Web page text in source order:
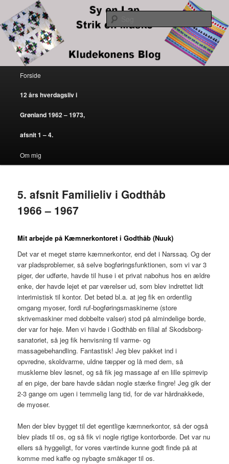
Sy en lap – strik en maske
Kludekonens blog
Søg
Fortsæt til primært indhold
Fortsæt til sekundært indhold
Forside
12 års hverdagsliv i
Grønland 1962 – 1973,
afsnit 1 – 4.
Om mig
5. afsnit Familieliv i Godthåb
1966 – 1967
Mit arbejde på Kæmnerkontoret i Godthåb (Nuuk)
Det var et meget større kæmnerkontor, end det i Narssaq. Og der
var pladsproblemer, så selve bogføringsfunktionen, som vi var 3
piger, der udførte, havde til huse i et privat nabohus hos en ældre
enke, der havde lejet et par værelser ud, som blev indrettet lidt
interimistisk til kontor. Det betød bl.a. at jeg fik en ordentlig
omgang myoser, fordi ruf-bogføringsmaskinerne (store
skrivemaskiner med dobbelte valser) stod på almindelige borde,
der var for høje. Men vi havde i Godthåb en filial af Skodsborg-
sanatoriet, så jeg fik henvisning til varme- og
massagebehandling. Fantastisk! Jeg blev pakket ind i
opvredne, skoldvarme, uldne tæpper og lå med dem, så
musklerne blev løsnet, og så fik jeg massage af en lille spirrevip
af en pige, der bare havde sådan nogle stærke fingre! Jeg gik der
2-3 gange om ugen i temmelig lang tid, for de var hårdnakkede,
de myoser.
Men der blev bygget til det egentlige kæmnerkontor, så der også
blev plads til os, og så fik vi nogle rigtige kontorborde. Det var nu
ellers så hyggeligt, for vores værtinde kunne godt finde på at
komme med kaffe og nybagte småkager til os.